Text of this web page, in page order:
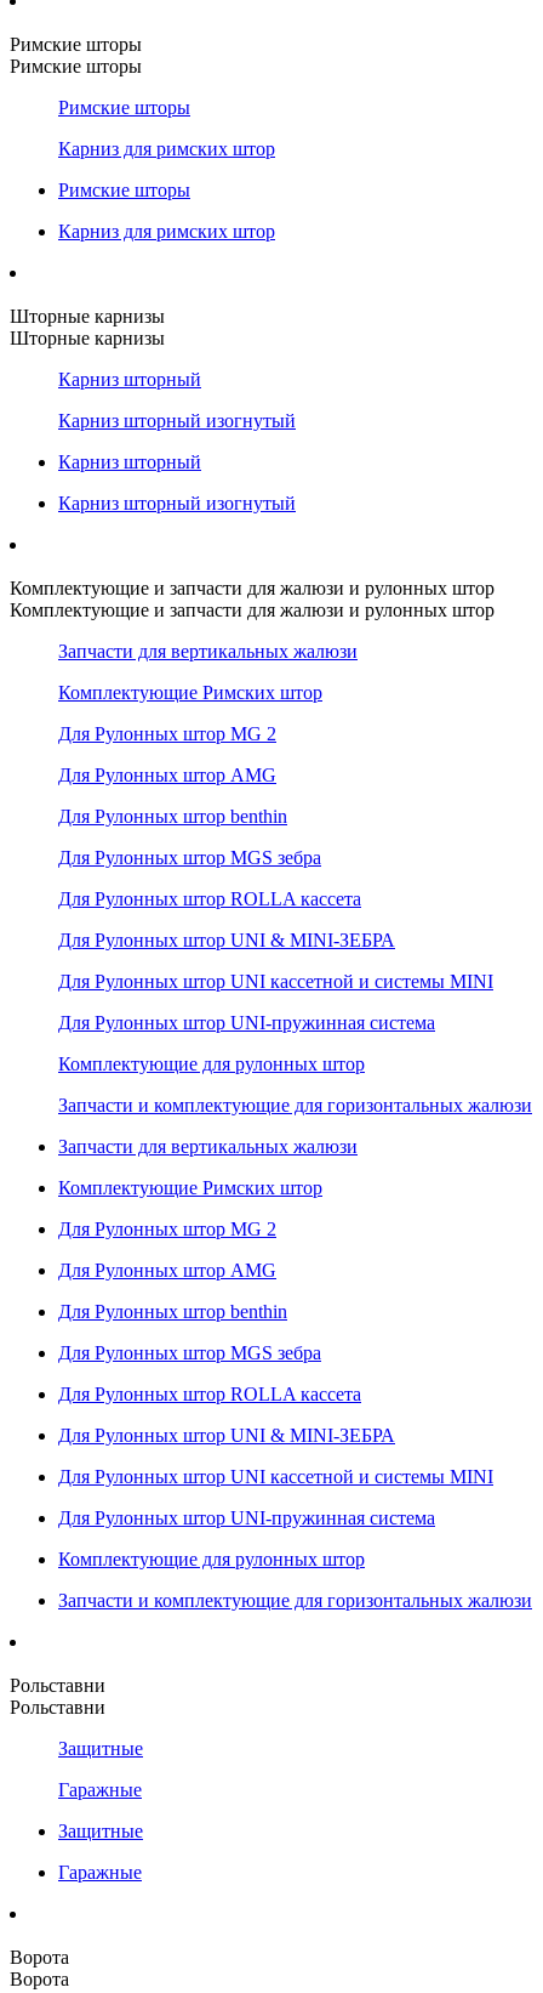
Римские шторы
Римские шторы
Римские шторы
Карниз для римских штор
Римские шторы
Карниз для римских штор
Шторные карнизы
Шторные карнизы
Карниз шторный
Карниз шторный изогнутый
Карниз шторный
Карниз шторный изогнутый
Комплектующие и запчасти для жалюзи и рулонных штор
Комплектующие и запчасти для жалюзи и рулонных штор
Запчасти для вертикальных жалюзи
Комплектующие Римских штор
Для Рулонных штор MG 2
Для Рулонных штор AMG
Для Рулонных штор benthin
Для Рулонных штор MGS зебра
Для Рулонных штор ROLLA кассета
Для Рулонных штор UNI & MINI-ЗЕБРА
Для Рулонных штор UNI кассетной и системы MINI
Для Рулонных штор UNI-пружинная система
Комплектующие для рулонных штор
Запчасти и комплектующие для горизонтальных жалюзи
Запчасти для вертикальных жалюзи
Комплектующие Римских штор
Для Рулонных штор MG 2
Для Рулонных штор AMG
Для Рулонных штор benthin
Для Рулонных штор MGS зебра
Для Рулонных штор ROLLA кассета
Для Рулонных штор UNI & MINI-ЗЕБРА
Для Рулонных штор UNI кассетной и системы MINI
Для Рулонных штор UNI-пружинная система
Комплектующие для рулонных штор
Запчасти и комплектующие для горизонтальных жалюзи
Рольставни
Рольставни
Защитные
Гаражные
Защитные
Гаражные
Ворота
Ворота